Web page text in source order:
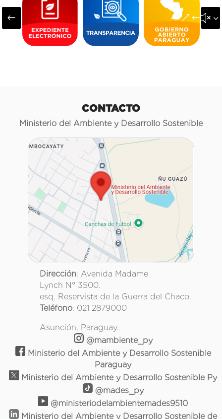
#
CONTACTO
Ministerio del Ambiente y Desarrollo Sostenible
Dirección: Avenida Madame
Lynch N° 3500.
esq. Reservista de la Guerra del Chaco.
Teléfono: 021 2879000
Asunción, Paraguay.
@mambiente_py
Ministerio del Ambiente y Desarrollo Sostenible
Paraguay
Ministerio del Ambiente y Desarrollo Sostenible Py
@mades_py
@ministeriodelambientemades9510
Ministerio del Ambiente y Desarrollo Sostenible de